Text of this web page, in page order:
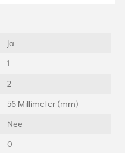
Ja
1
2
56 Millimeter (mm)
Nee
0